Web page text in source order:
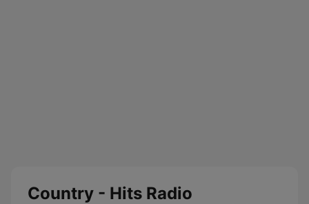
Country - Hits Radio